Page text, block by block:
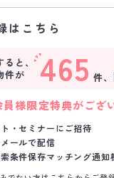
はこちら
ると、
件が
465 件、
様限定特典がござ
・セミナーにご招待
ールで配信
条件保存マッチング通知